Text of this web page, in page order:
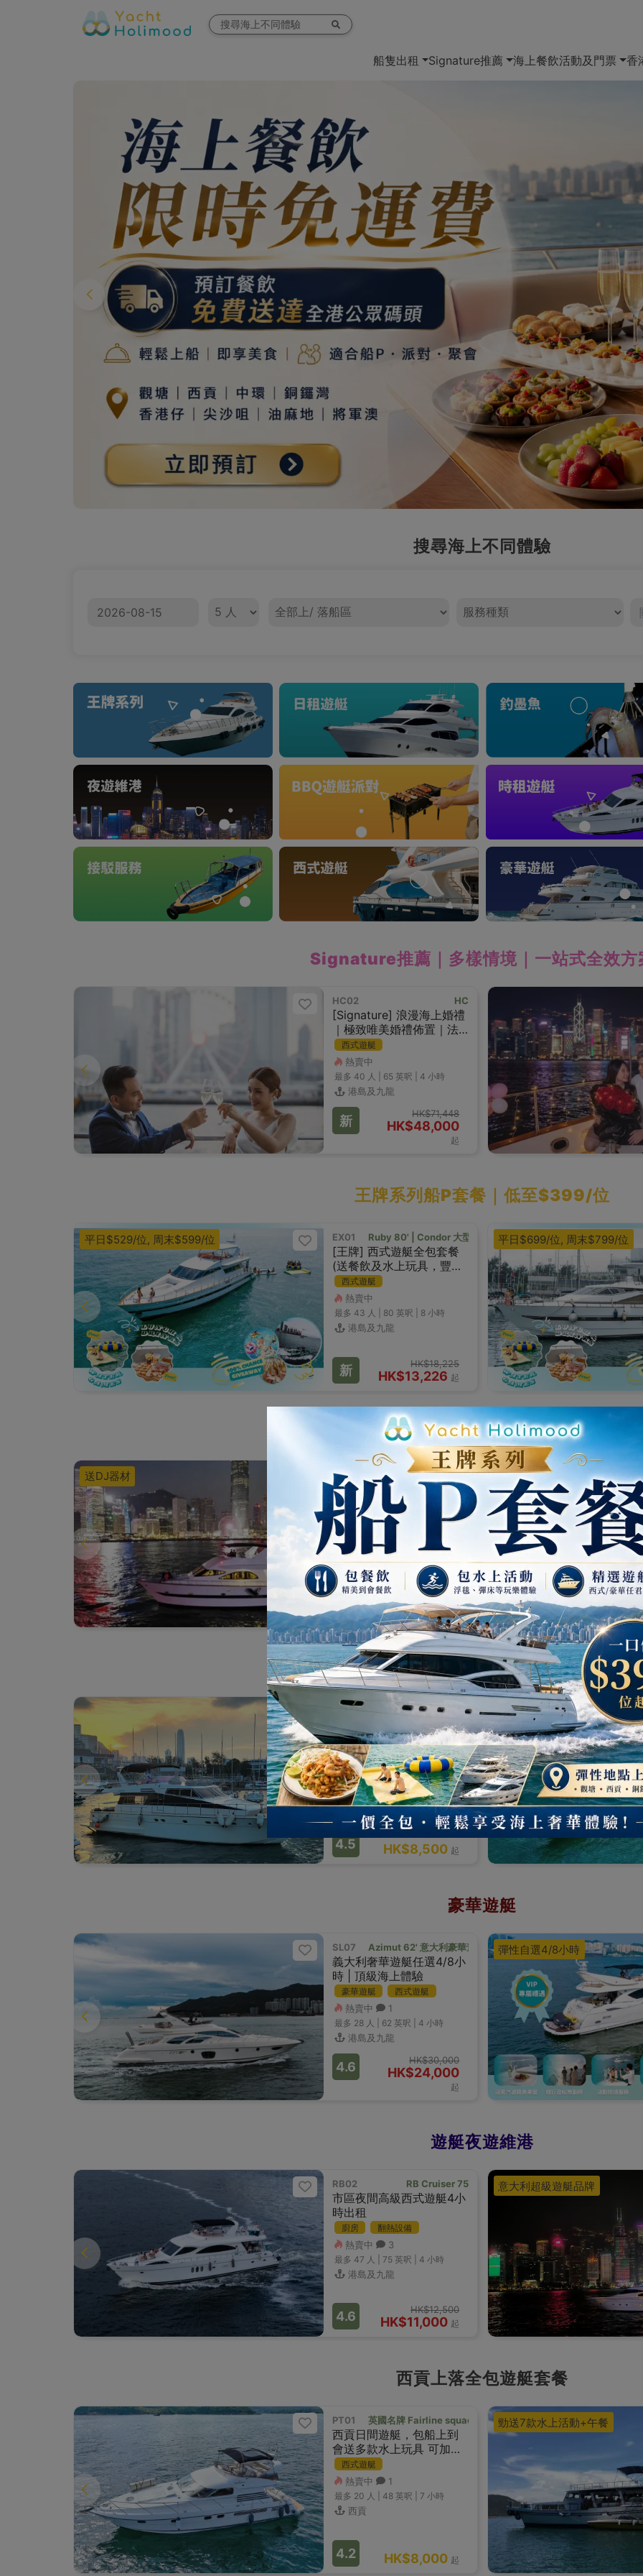
船隻出租 Signature推薦 海上餐飲活動及門票 香
搜尋海上不同體驗
人數 上/ 落船區 服務種類
Signature推薦｜多樣情境｜一站式全效方
HC02 HC
[Signature] 浪漫海上婚禮
｜極致唯美婚禮佈置｜法
式輕食｜香檳祝酒
西式遊艇
熱賣中
最多 40 人 | 65 英呎 4 小時
港島及九龍
新 HK$71,448
HK$48,000
起
王牌系列船P套餐｜低至$399/位
EX01 Ruby 80' | Condor 大型西式遊艇
[王牌] 西式遊艇全包套餐
(送餐飲及水上玩具，豐富
獎品!)
西式遊艇
熱賣中
最多 43 人 | 80 英呎 8 小時
港島及九龍
新 HK$18,225
HK$13,226 起
平日$529/位, 周末$599/位 平日$699/位, 周末$799/位
釣墨魚超值包船套餐
LE02 Aqua Yacht
私人海上會所夜遊維港
（提供免費DJ器材、高品
質拉OK系統、可吊墨魚）
廚房 翻熱設備
歡迎DJ
西式遊艇
熱賣中
最多 42 人 |68 英呎 |4 小時
港島及九龍
4.6 HK$9,000 起
送DJ器材 蟹粥 包船上晚餐！
限定優惠 | 彈性自選1小時起
EX02 Sanlorenzo 65 | Falcon | 意大利遊艇
平日優選！日間彈性自選
2/4小時 【維港遊/南區】
彈性時租 西式遊艇
熱賣中 1
最多 38人 |65 英呎|2 小時
港島及九龍
4.5 HK$8,500 起
豪華遊艇
SL07 Azimut 62' 意大利豪華遊艇
義大利奢華遊艇任選4/8小
時 | 頂級海上體驗
豪華遊艇 西式遊艇
熱賣中 1
最多 28人 | 62 英呎 4 小時
港島及九龍
4.6 HK$30,000
HK$24,000
起
彈性自選4/8小時
遊艇夜遊維港
RB02 RB Cruiser 75
市區夜間高級西式遊艇4小
時出租
廚房
翻熱設備
西式遊艇
熱賣中 3
最多 47 人 | 75 英呎 4 小時
港島及九龍
4.6 HK$12,500
HK$11,000 起
意大利超級遊艇品牌
西貢上落全包遊艇套餐
PT01 英國名牌 Fairline squadron 48
西貢日間遊艇，包船上到
會送多款水上玩具 可加選
快艇套餐
西式遊艇
熱賣中 1
最多 20 人 | 48 英呎 7 小時
西貢
4.2 HK$8,000 起
勁送7款水上活動+午餐